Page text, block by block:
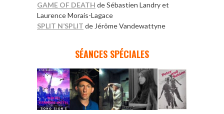
GAME OF DEATH de Sébastien Landry et
Laurence Morais-Lagace
SPLIT N’SPLIT de Jérôme Vandewattyne
SÉANCES SPÉCIALES